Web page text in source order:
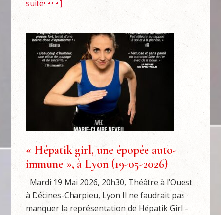
suite]
« Hépatik girl, une épopée auto-
immune », à Lyon (19-05-2026)
Mardi 19 Mai 2026, 20h30, Théâtre à l’Ouest
à Décines-Charpieu, Lyon Il ne faudrait pas
manquer la représentation de Hépatik Girl –